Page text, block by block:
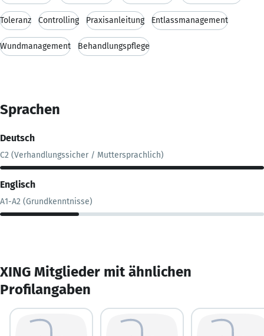
Toleranz Controlling Praxisanleitung Entlassmanagement
Wundmanagement Behandlungspflege
Sprachen
Deutsch
C2 (Verhandlungssicher / Muttersprachlich)
Englisch
A1-A2 (Grundkenntnisse)
XING Mitglieder mit ähnlichen
Profilangaben